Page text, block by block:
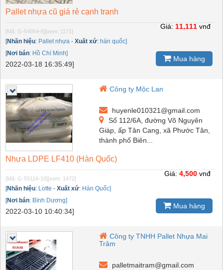
Pallet nhựa cũ giá rẻ cạnh tranh
[Mã: G-54954-6] [xem: 1171]
[Nhãn hiệu: Pallet nhựa - Xuất xứ: hàn quốc]
[Nơi bán: Hồ Chí Minh]
2022-03-18 16:35:49]
Giá: 11,111 vnđ
Mua hàng
Công ty Mộc Lan
huyenle010321@gmail.com
Số 112/6A, đường Võ Nguyên
Giáp, ấp Tân Cang, xã Phước Tân,
thành phố Biên...
Nhựa LDPE LF410 (Hàn Quốc)
[Mã: G-55116-10] [xem: 1472]
[Nhãn hiệu: Lotte - Xuất xứ: Hàn Quốc]
[Nơi bán: Bình Dương]
2022-03-10 10:40:34]
Giá: 4,500 vnđ
Mua hàng
Công ty TNHH Pallet Nhựa Mai
Trâm
palletmaitram@gmail.com